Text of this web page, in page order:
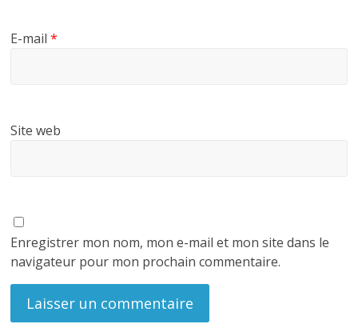
E-mail*
Site web
Enregistrer mon nom, mon e-mail et mon site dans le
navigateur pour mon prochain commentaire.